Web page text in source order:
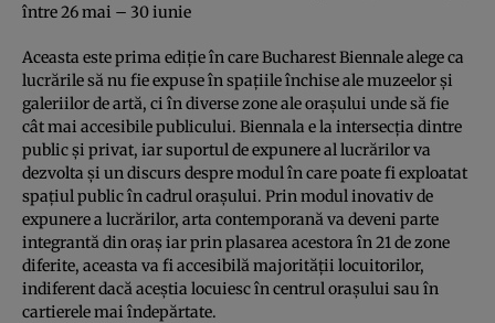
între 26 mai – 30 iunie
Aceasta este prima ediţie în care Bucharest Biennale alege ca
lucrările să nu fie expuse în spaţiile închise ale muzeelor şi
galeriilor de artă, ci în diverse zone ale oraşului unde să fie
cât mai accesibile publicului. Biennala e la intersecţia dintre
public şi privat, iar suportul de expunere al lucrărilor va
dezvolta şi un discurs despre modul în care poate fi exploatat
spaţiul public în cadrul oraşului. Prin modul inovativ de
expunere a lucrărilor, arta contemporană va deveni parte
integrantă din oraş iar prin plasarea acestora în 21 de zone
diferite, aceasta va fi accesibilă majorităţii locuitorilor,
indiferent dacă aceştia locuiesc în centrul oraşului sau în
cartierele mai îndepărtate.